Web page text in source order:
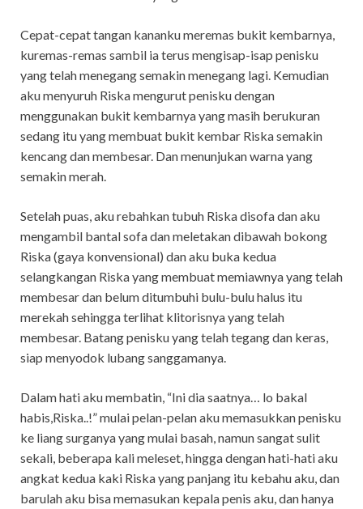
Cepat-cepat tangan kananku meremas bukit kembarnya,
kuremas-remas sambil ia terus mengisap-isap penisku
yang telah menegang semakin menegang lagi. Kemudian
aku menyuruh Riska mengurut penisku dengan
menggunakan bukit kembarnya yang masih berukuran
sedang itu yang membuat bukit kembar Riska semakin
kencang dan membesar. Dan menunjukan warna yang
semakin merah.
Setelah puas, aku rebahkan tubuh Riska disofa dan aku
mengambil bantal sofa dan meletakan dibawah bokong
Riska (gaya konvensional) dan aku buka kedua
selangkangan Riska yang membuat memiawnya yang telah
membesar dan belum ditumbuhi bulu-bulu halus itu
merekah sehingga terlihat klitorisnya yang telah
membesar. Batang penisku yang telah tegang dan keras,
siap menyodok lubang sanggamanya.
Dalam hati aku membatin, “Ini dia saatnya… lo bakal
habis,Riska..!” mulai pelan-pelan aku memasukkan penisku
ke liang surganya yang mulai basah, namun sangat sulit
sekali, beberapa kali meleset, hingga dengan hati-hati aku
angkat kedua kaki Riska yang panjang itu kebahu aku, dan
barulah aku bisa memasukan kepala penis aku, dan hanya